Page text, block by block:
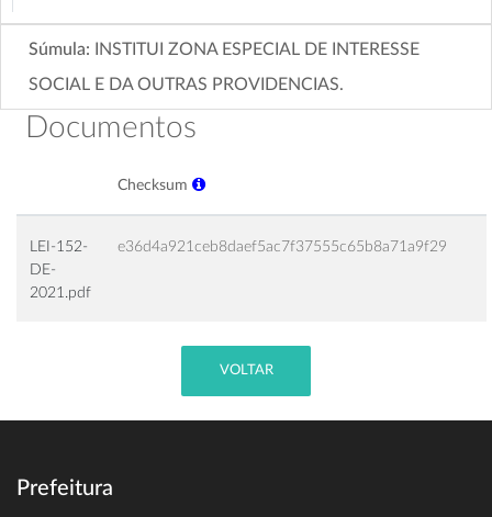
Súmula:
INSTITUI ZONA ESPECIAL DE INTERESSE
SOCIAL E DA OUTRAS PROVIDENCIAS.
Documentos
Checksum
LEI-152-
DE-
2021.pdf
e36d4a921ceb8daef5ac7f37555c65b8a71a9f29
VOLTAR
Prefeitura